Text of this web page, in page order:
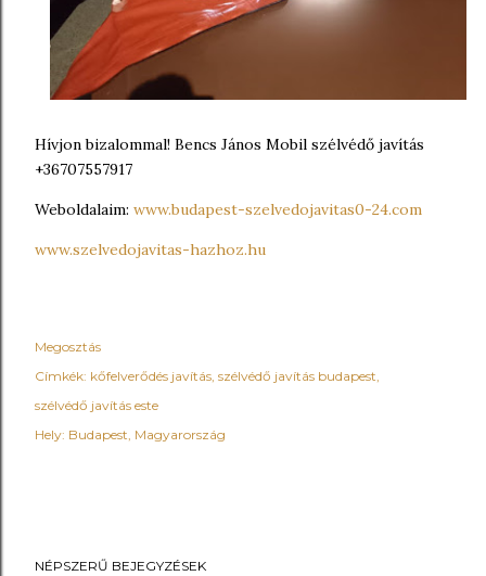
Hívjon bizalommal! Bencs János Mobil szélvédő javítás
+36707557917
Weboldalaim: www.budapest-szelvedojavitas0-24.com
www.szelvedojavitas-hazhoz.hu
Megosztás
Címkék: kőfelverődés javítás szélvédő javítás budapest
szélvédő javítás este
Hely: Budapest, Magyarország
NÉPSZERŰ BEJEGYZÉSEK